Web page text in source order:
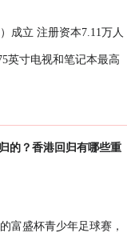
成立 注册资本7.11万人
英寸电视和笔记本最高
的？香港回归有哪些重
富盛杯青少年足球赛，